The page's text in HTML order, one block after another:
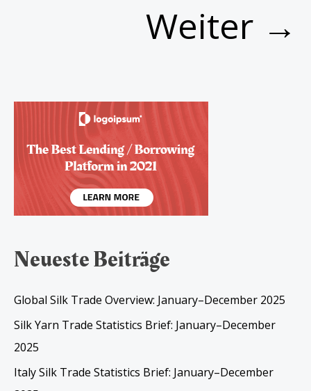
Weiter →
Neueste Beiträge
Global Silk Trade Overview: January–December 2025
Silk Yarn Trade Statistics Brief: January–December
2025
Italy Silk Trade Statistics Brief: January–December